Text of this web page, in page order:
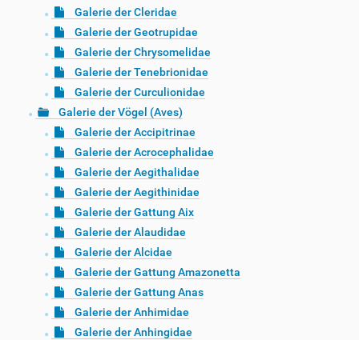
Galerie der Cleridae
Galerie der Geotrupidae
Galerie der Chrysomelidae
Galerie der Tenebrionidae
Galerie der Curculionidae
Galerie der Vögel (Aves)
Galerie der Accipitrinae
Galerie der Acrocephalidae
Galerie der Aegithalidae
Galerie der Aegithinidae
Galerie der Gattung Aix
Galerie der Alaudidae
Galerie der Alcidae
Galerie der Gattung Amazonetta
Galerie der Gattung Anas
Galerie der Anhimidae
Galerie der Anhingidae